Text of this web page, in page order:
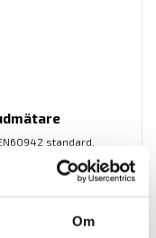
Om
standard.
LÄS MER